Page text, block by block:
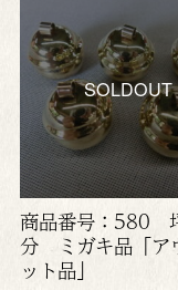
SOLDOUT
商品番号：580
分 ミガキ品「ア
ット品」